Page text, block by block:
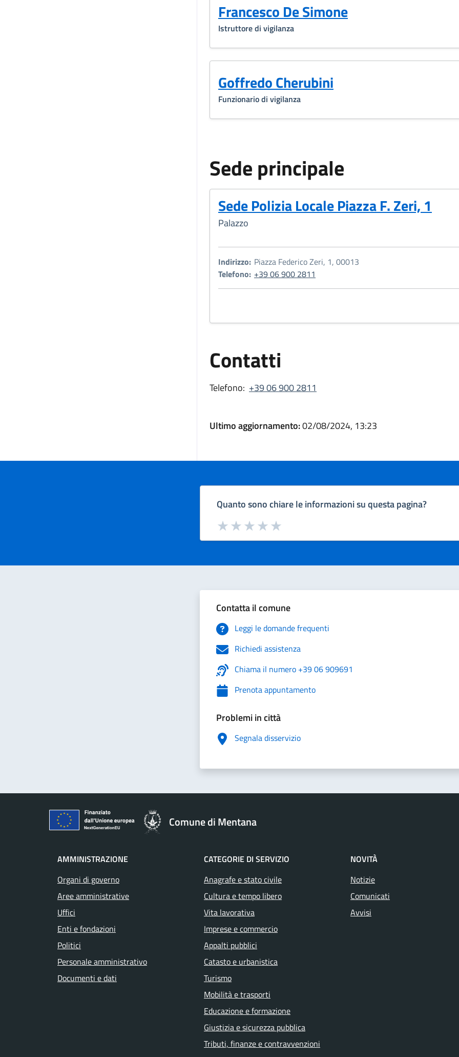
Francesco De Simone
Istruttore di vigilanza
Goffredo Cherubini
Funzionario di vigilanza
Sede principale
Sede Polizia Locale Piazza F. Zeri, 1
Palazzo
Indirizzo: Piazza Federico Zeri, 1, 00013
Telefono: +39 06 900 2811
Contatti
Telefono: +39 06 900 2811
Ultimo aggiornamento:02/08/2024, 13:23
Quanto sono chiare le informazioni su questa pagina?
Valuta da 1 a 5 stelle la pagina
Valuta 5 stelle su 5
Valuta 4 stelle su 5
Valuta 3 stelle su 5
Valuta 2 stelle su 5
Valuta 1 stelle su 5
Contatta il comune
Leggi le domande frequenti
Richiedi assistenza
Chiama il numero +39 06 909691
Prenota appuntamento
Problemi in città
Segnala disservizio
Comune di Mentana
AMMINISTRAZIONE
Organi di governo
Aree amministrative
Uffici
Enti e fondazioni
Politici
Personale amministrativo
Documenti e dati
CATEGORIE DI SERVIZIO
Anagrafe e stato civile
Cultura e tempo libero
Vita lavorativa
Imprese e commercio
Appalti pubblici
Catasto e urbanistica
Turismo
Mobilità e trasporti
Educazione e formazione
Giustizia e sicurezza pubblica
Tributi, finanze e contravvenzioni
NOVITÀ
Notizie
Comunicati
Avvisi